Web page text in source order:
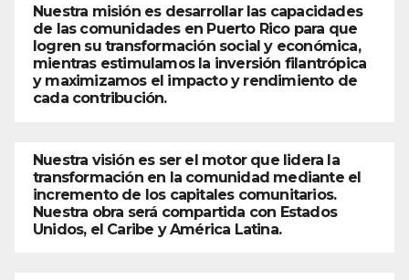
Nuestra misión es desarrollar las capacidades
de las comunidades en Puerto Rico para que
logren su transformación social y económica,
mientras estimulamos la inversión filantrópica
y maximizamos el impacto y rendimiento de
cada contribución.
Nuestra visión es ser el motor que lidera la
transformación en la comunidad mediante el
incremento de los capitales comunitarios.
Nuestra obra será compartida con Estados
Unidos, el Caribe y América Latina.